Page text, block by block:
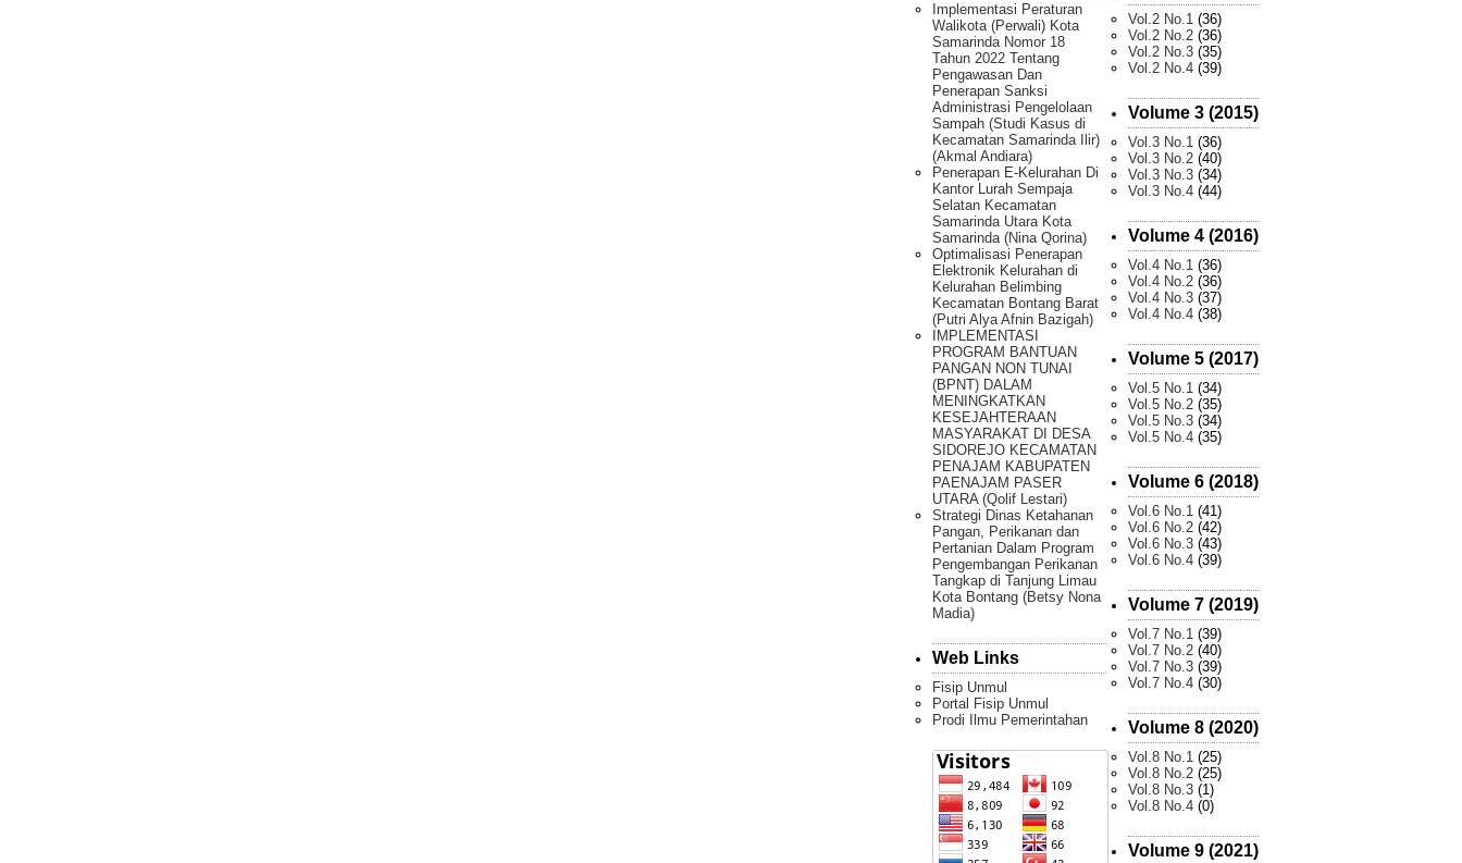
Implementasi Peraturan
Walikota (Perwali) Kota
Samarinda Nomor 18
Tahun 2022 Tentang
Pengawasan Dan
Penerapan Sanksi
Administrasi Pengelolaan
Sampah (Studi Kasus di
Kecamatan Samarinda Ilir)
(Akmal Andiara)
Penerapan E-Kelurahan Di
Kantor Lurah Sempaja
Selatan Kecamatan
Samarinda Utara Kota
Samarinda (Nina Qorina)
Optimalisasi Penerapan
Elektronik Kelurahan di
Kelurahan Belimbing
Kecamatan Bontang Barat
(Putri Alya Afnin Bazigah)
IMPLEMENTASI
PROGRAM BANTUAN
PANGAN NON TUNAI
(BPNT) DALAM
MENINGKATKAN
KESEJAHTERAAN
MASYARAKAT DI DESA
SIDOREJO KECAMATAN
PENAJAM KABUPATEN
PAENAJAM PASER
UTARA (Qolif Lestari)
Strategi Dinas Ketahanan
Pangan, Perikanan dan
Pertanian Dalam Program
Pengembangan Perikanan
Tangkap di Tanjung Limau
Kota Bontang (Betsy Nona
Madia)
Web Links
Fisip Unmul
Portal Fisip Unmul
Prodi Ilmu Pemerintahan
Vol.2 No.1 (36)
Vol.2 No.2 (36)
Vol.2 No.3 (35)
Vol.2 No.4 (39)
Volume 3 (2015)
Vol.3 No.1 (36)
Vol.3 No.2 (40)
Vol.3 No.3 (34)
Vol.3 No.4 (44)
Volume 4 (2016)
Vol.4 No.1 (36)
Vol.4 No.2 (36)
Vol.4 No.3 (37)
Vol.4 No.4 (38)
Volume 5 (2017)
Vol.5 No.1 (34)
Vol.5 No.2 (35)
Vol.5 No.3 (34)
Vol.5 No.4 (35)
Volume 6 (2018)
Vol.6 No.1 (41)
Vol.6 No.2 (42)
Vol.6 No.3 (43)
Vol.6 No.4 (39)
Volume 7 (2019)
Vol.7 No.1 (39)
Vol.7 No.2 (40)
Vol.7 No.3 (39)
Vol.7 No.4 (30)
Volume 8 (2020)
Vol.8 No.1 (25)
Vol.8 No.2 (25)
Vol.8 No.3 (1)
Vol.8 No.4 (0)
Volume 9 (2021)